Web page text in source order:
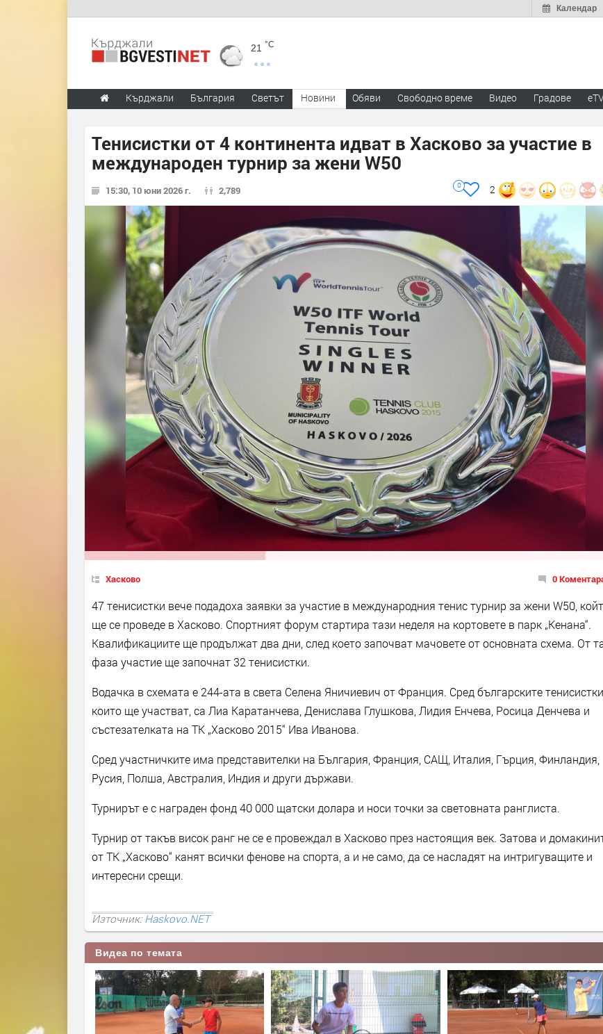
Календар
21 °C
Кърджали България Светът Новини Обяви Свободно време Видео Градове
Тенисистки от 4 континента идват в Хасково за участие в
международен турнир за жени W50
15:30, 10 юни 2026 г. 2,789 2
0
Хасково 0
47 тенисистки вече подадоха заявки за участие в международния тенис турнир за жени W50,
ще се проведе в Хасково. Спортният форум стартира тази неделя на кортовете в парк „Кенана“.
Квалификациите ще продължат два дни, след което започват мачовете от основната схема. От
фаза участие ще започнат 32 тенисистки.
Водачка в схемата е 244-ата в света Селена Яничиевич от Франция. Сред българските тенисистки,
които ще участват, са Лиа Каратанчева, Денислава Глушкова, Лидия Енчева, Росица Денчева и
състезателката на ТК „Хасково 2015“ Ива Иванова.
Сред участничките има представителки на България, Франция, САЩ, Италия, Гърция, Финландия,
Русия, Полша, Австралия, Индия и други държави.
Турнирът е с награден фонд 40 000 щатски долара и носи точки за световната ранглиста.
Турнир от такъв висок ранг не се е провеждал в Хасково през настоящия век. Затова и
от ТК „Хасково“ канят всички фенове на спорта, а и не само, да се насладят на интригуващите и
интересни срещи.
Източник:Haskovo.NET
Видеа по темата